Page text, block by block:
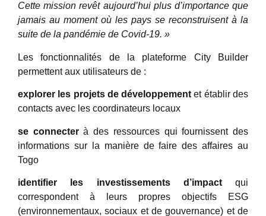
Cette mission revêt aujourd’hui plus d’importance que
jamais au moment où les pays se reconstruisent à la
suite de la pandémie de Covid-19. »
Les fonctionnalités de la plateforme City Builder
permettent aux utilisateurs de :
explorer les projets de développement et établir des
contacts avec les coordinateurs locaux
se connecterà des ressources qui fournissent des
informations sur la manière de faire des affaires au
Togo
identifier les investissements d’impactqui
correspondent à leurs propres objectifs ESG
(environnementaux, sociaux et de gouvernance) et de